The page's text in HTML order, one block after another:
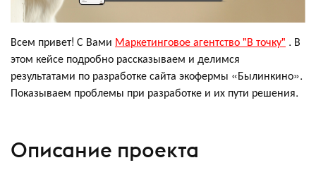
Всем привет! С Вами Маркетинговое агентство "В точку" . В
этом кейсе подробно рассказываем и делимся
результатами по разработке сайта экофермы «Былинкино».
Показываем проблемы при разработке и их пути решения.
Описание проекта